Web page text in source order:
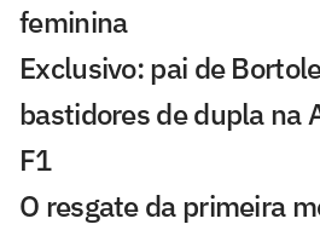
feminina
Exclusivo: pai de
bastidores de dupla na
F1
O resgate da primeira